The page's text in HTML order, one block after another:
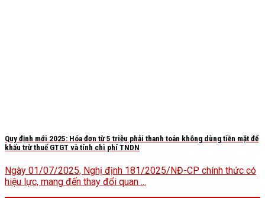
Quy định mới 2025: Hóa đơn từ 5 triệu phải thanh toán không dùng tiền mặt để
khấu trừ thuế GTGT và tính chi phí TNDN
Ngày 01/07/2025, Nghị định 181/2025/NĐ-CP chính thức có
hiệu lực, mang đến thay đổi quan ...